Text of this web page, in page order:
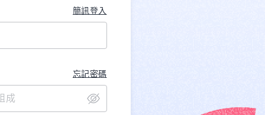
簡訊登入
忘記密碼